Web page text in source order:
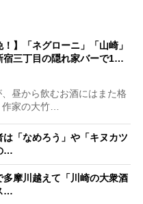
！】「ネグローニ」「山崎」
宿三丁目の隠れ家バーで1…
昼から飲むお酒にはまた格
家の大竹…
は「なめろう」や「キヌカツ
…
多摩川越えて「川崎の大衆酒
…